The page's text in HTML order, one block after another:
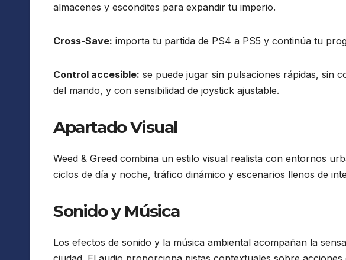
almacenes y escondites para expandir tu imperio.
Cross-Save: importa tu partida de PS4 a PS5 y continúa tu
Control accesible: se puede jugar sin pulsaciones rápidas, sin
del mando, y con sensibilidad de joystick ajustable.
Apartado Visual
Weed & Greed combina un estilo visual realista con entornos
ciclos de día y noche, tráfico dinámico y escenarios llenos de
Sonido y Música
Los efectos de sonido y la música ambiental acompañan la